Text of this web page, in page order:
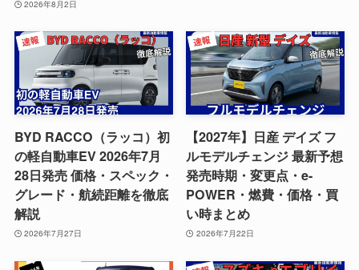
2026年8月2日
BYD RACCO（ラッコ）初
の軽自動車EV 2026年7月
28日発売 価格・スペック・
グレード・航続距離を徹底
解説
2026年7月27日
【2027年】日産 デイズ フ
ルモデルチェンジ 最新予想
発売時期・変更点・e-
POWER・燃費・価格・買
い時まとめ
2026年7月22日